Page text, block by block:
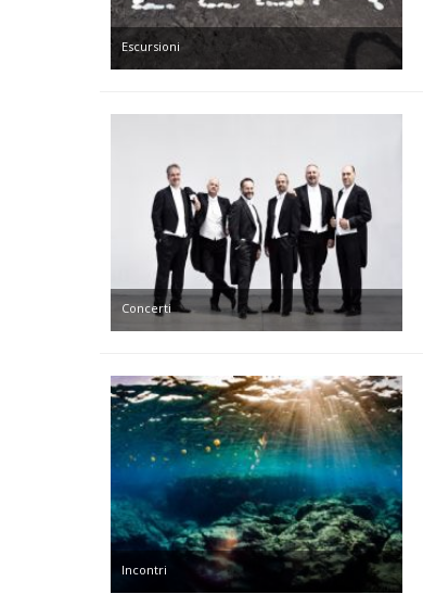
Escursioni
Concerti
Incontri